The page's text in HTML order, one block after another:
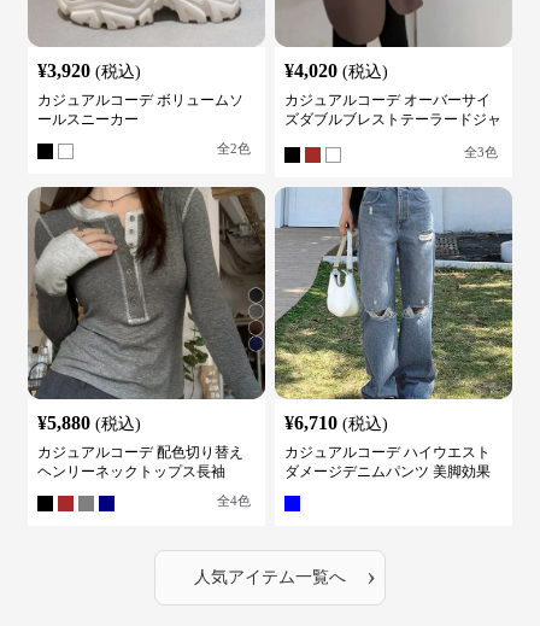
3,920 (税込)
カジュアルコーデ ボリュームソ
ールスニーカー
全2色
4,020 (税込)
カジュアルコーデ オーバーサイ
ズダブルブレストテーラードジャ
ケット
全3
¥5,880 (税込)
カジュアルコーデ 配色切り替え
ヘンリーネックトップス長袖
全4色
¥6,710 (税込)
カジュアルコーデ ハイウエスト
ダメージデニムパンツ 美脚効果